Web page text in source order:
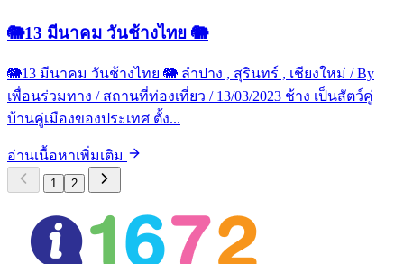
🐘13 มีนาคม วันช้างไทย 🐘
🐘13 มีนาคม วันช้างไทย 🐘 ลำปาง , สุรินทร์ , เชียงใหม่ / By
เพื่อนร่วมทาง / สถานที่ท่องเที่ยว / 13/03/2023 ช้าง เป็นสัตว์คู่
บ้านคู่เมืองของประเทศ ตั้ง...
อ่านเนื้อหาเพิ่มเติม
1 2